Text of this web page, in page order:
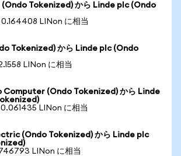
Tokenized) から Linde plc (Ondo
0.164408 LINon に相当
Tokenized) から Linde plc (Ondo
LINon に相当
Computer (Ondo Tokenized) から Linde
0.061435 LINon に相当
(Ondo Tokenized) から Linde plc
LINon に相当